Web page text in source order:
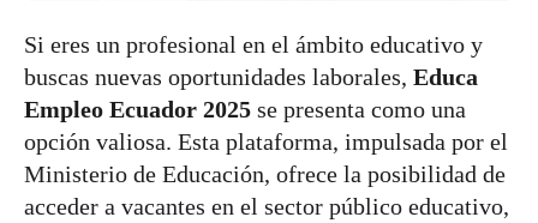
Si eres un profesional en el ámbito educativo y
buscas nuevas oportunidades laborales, Educa
Empleo Ecuador 2025 se presenta como una
opción valiosa. Esta plataforma, impulsada por el
Ministerio de Educación, ofrece la posibilidad de
acceder a vacantes en el sector público educativo,